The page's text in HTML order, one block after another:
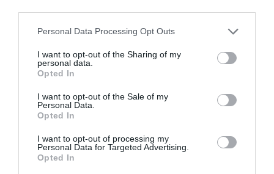
Personal Data Processing Opt Outs
I want to opt-out of the Sharing of my
personal data.
Opted In
I want to opt-out of the Sale of my
Personal Data.
Opted In
I want to opt-out of processing my
Personal Data for Targeted Advertising.
Opted In
mientras intenta preservar la singularidad
gallega, al mismo tiempo contribuye a consolidar la
legitimidad política de Vox en el conjunto del Estado
los marcos políticos nunca permanecen encerrados dentro
de las fronteras autonómicas. Acaban desplazándose.
barbas de tu vecino ves cortar, pon las tuyas a remojar.